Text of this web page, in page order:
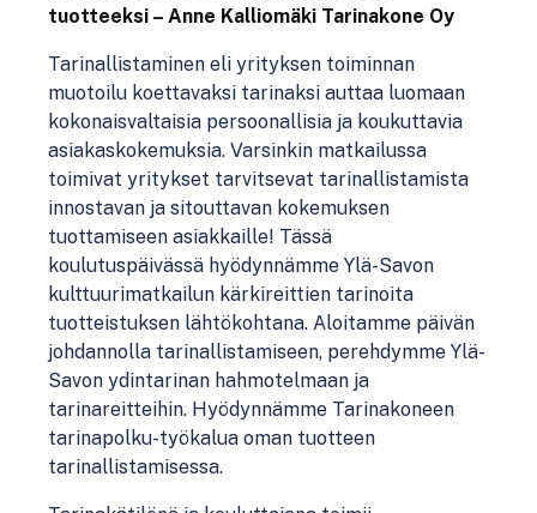
tuotteeksi – Anne Kalliomäki Tarinakone Oy
Tarinallistaminen eli yrityksen toiminnan
muotoilu koettavaksi tarinaksi auttaa luomaan
kokonaisvaltaisia persoonallisia ja koukuttavia
asiakaskokemuksia. Varsinkin matkailussa
toimivat yritykset tarvitsevat tarinallistamista
innostavan ja sitouttavan kokemuksen
tuottamiseen asiakkaille! Tässä
koulutuspäivässä hyödynnämme Ylä-Savon
kulttuurimatkailun kärkireittien tarinoita
tuotteistuksen lähtökohtana. Aloitamme päivän
johdannolla tarinallistamiseen, perehdymme Ylä-
Savon ydintarinan hahmotelmaan ja
tarinareitteihin. Hyödynnämme Tarinakoneen
tarinapolku-työkalua oman tuotteen
tarinallistamisessa.